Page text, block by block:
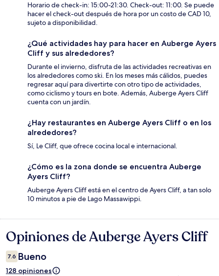
Horario de check-in: 15:00-21:30. Check-out: 11:00. Se puede
hacer el check-out después de hora por un costo de CAD 10,
sujeto a disponibilidad.
¿Qué actividades hay para hacer en Auberge Ayers
Cliff y sus alrededores?
Durante el invierno, disfruta de las actividades recreativas en
los alrededores como ski. En los meses más cálidos, puedes
regresar aquí para divertirte con otro tipo de actividades,
como ciclismo y tours en bote. Además, Auberge Ayers Cliff
cuenta con un jardín.
¿Hay restaurantes en Auberge Ayers Cliff o en los
alrededores?
Sí, Le Cliff, que ofrece cocina local e internacional.
¿Cómo es la zona donde se encuentra Auberge
Ayers Cliff?
Auberge Ayers Cliff está en el centro de Ayers Cliff, a tan solo
10 minutos a pie de Lago Massawippi.
Opiniones
Opiniones de Auberge Ayers Cliff
7.6 Bueno
128 opiniones